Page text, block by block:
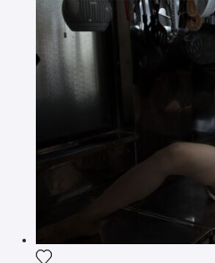
Ajouter la photographie